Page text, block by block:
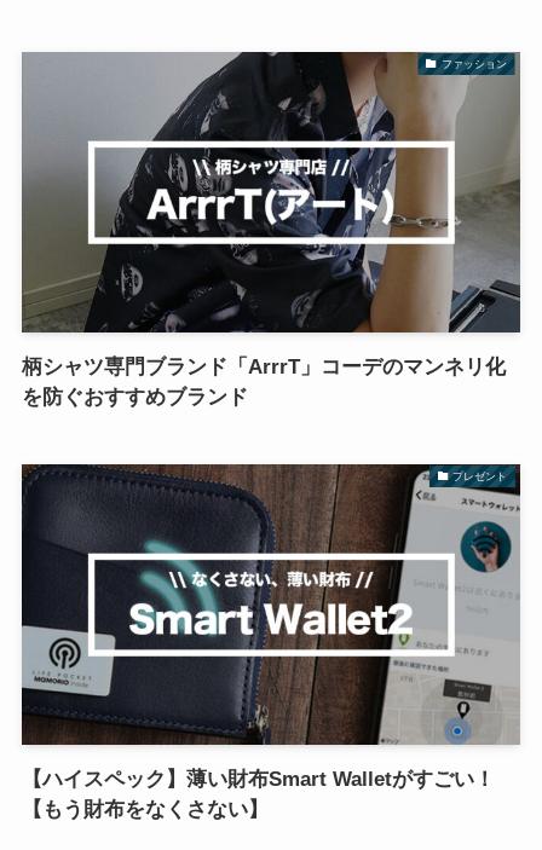
ファッション
柄シャツ専門ブランド「ArrrT」コーデのマンネリ化
を防ぐおすすめブランド
プレゼント
【ハイスペック】薄い財布Smart Walletがすごい！
【もう財布をなくさない】